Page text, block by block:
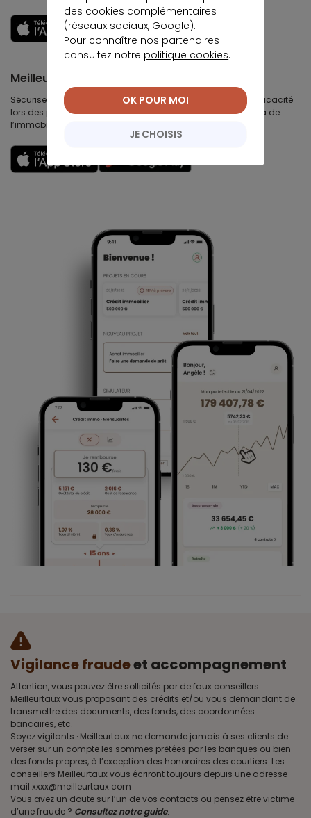
Découvrir
Meilleurtaux Partenaires
Sécurisez votre chiffre d’affaires immobilières, gagnez en efficacité
lors des premières visites, développez votre business au delà de
l’immobilier et travaillez votre image et votre réputation.
Vigilance fraudeet accompagnement
Attention, vous pouvez être sollicités par de faux conseillers
Meilleurtaux vous proposant des crédits et/ou vous demandant de
transmettre des documents, des fonds, des coordonnées
bancaires, etc.
Soyez vigilants · Meilleurtaux ne demande jamais à ses clients de
verser sur un compte les sommes prêtées par les banques ou bien
des fonds propres, à l’exception des honoraires des courtiers. Les
conseillers Meilleurtaux vous écriront toujours depuis une adresse
mail xxxx@meilleurtaux.com
Vous avez un doute sur l’un de vos contacts ou pensez être victime
d’une fraude ? Consultez notre guide.
des cookies complémentaires
(réseaux sociaux, Google).
Pour connaître nos partenaires
consultez notre politique cookies.
JE CHOISIS
OK POUR MOI